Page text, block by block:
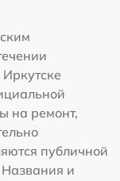
на ремонт,
публичной
и